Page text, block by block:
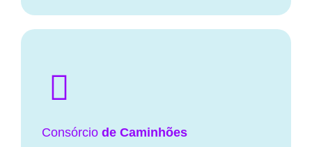
Consórcio de Caminhões